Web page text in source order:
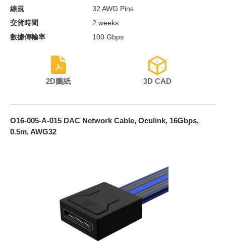
線規
32 AWG Pins
交貨時間
2 weeks
數據傳輸率
100 Gbps
2D圖紙 3D CAD
O16-005-A-015 DAC Network Cable, Oculink, 16Gbps,
0.5m, AWG32